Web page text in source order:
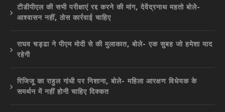
टीडीपीएल की सभी परीक्षाएं रद्द करने की मांग, देवेंद्रनाथ महतो बोले-
आश्वासन नहीं, ठोस कार्रवाई चाहिए
राघव चड्ढा ने पीएम मोदी से की मुलाकात, बोले- एक सुबह जो हमेशा याद
रहेगी
रिजिजू का राहुल गांधी पर निशाना, बोले- महिला आरक्षण विधेयक के
समर्थन में नहीं होनी चाहिए दिक्कत